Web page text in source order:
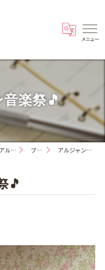
楽祭🎵
八王子の介護付有料老人ホーム・アルジャンメゾン紅梅 ブログ アルジャン音楽祭🎵
🎵